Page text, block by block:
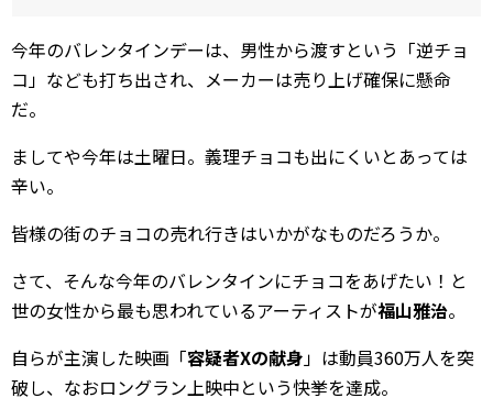
今年のバレンタインデーは、男性から渡すという「逆チョ
コ」なども打ち出され、メーカーは売り上げ確保に懸命
だ。
ましてや今年は土曜日。義理チョコも出にくいとあっては
辛い。
皆様の街のチョコの売れ行きはいかがなものだろうか。
さて、そんな今年のバレンタインにチョコをあげたい！と
世の女性から最も思われているアーティストが福山雅治。
自らが主演した映画「容疑者Xの献身」は動員360万人を突
破し、なおロングラン上映中という快挙を達成。